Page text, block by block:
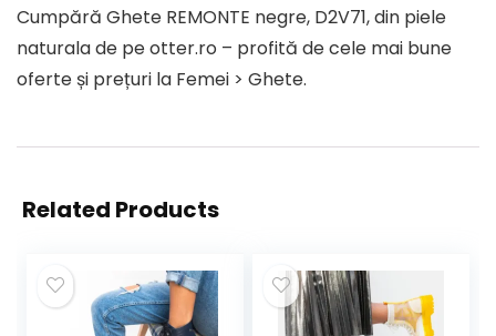
Cumpără Ghete REMONTE negre, D2V71, din piele
naturala de pe otter.ro – profită de cele mai bune
oferte și prețuri la Femei > Ghete.
Related Products